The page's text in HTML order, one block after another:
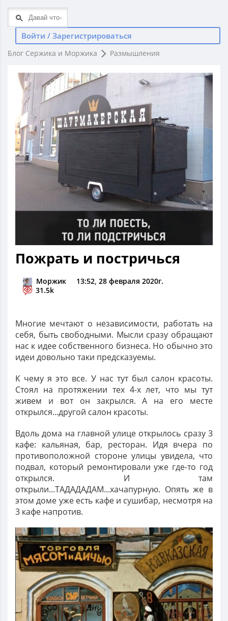
Войти / Зарегистрироваться
Блог Сержика и Моржика Размышления
Пожрать и постричься
Моржик
13:52, 28 февраля 2020г.
31.5k
Многие мечтают о независимости, работать на
себя, быть свободными. Мысли сразу обращают
нас к идее собственного бизнеса. Но обычно это
идеи довольно таки предсказуемы.
К чему я это все. У нас тут был салон красоты.
Стоял на протяжении тех 4-х лет, что мы тут
живем и вот он закрылся. А на его месте
открылся...другой салон красоты.
Вдоль дома на главной улице открылось сразу 3
кафе: кальяная, бар, ресторан. Идя вчера по
противоположной стороне улицы увидела, что
подвал, который ремонтировали уже где-то год
открылся. И там
открыли...ТАДАДАДАМ...хачапурную. Опять же в
этом доме уже есть кафе и сушибар, несмотря на
3 кафе напротив.